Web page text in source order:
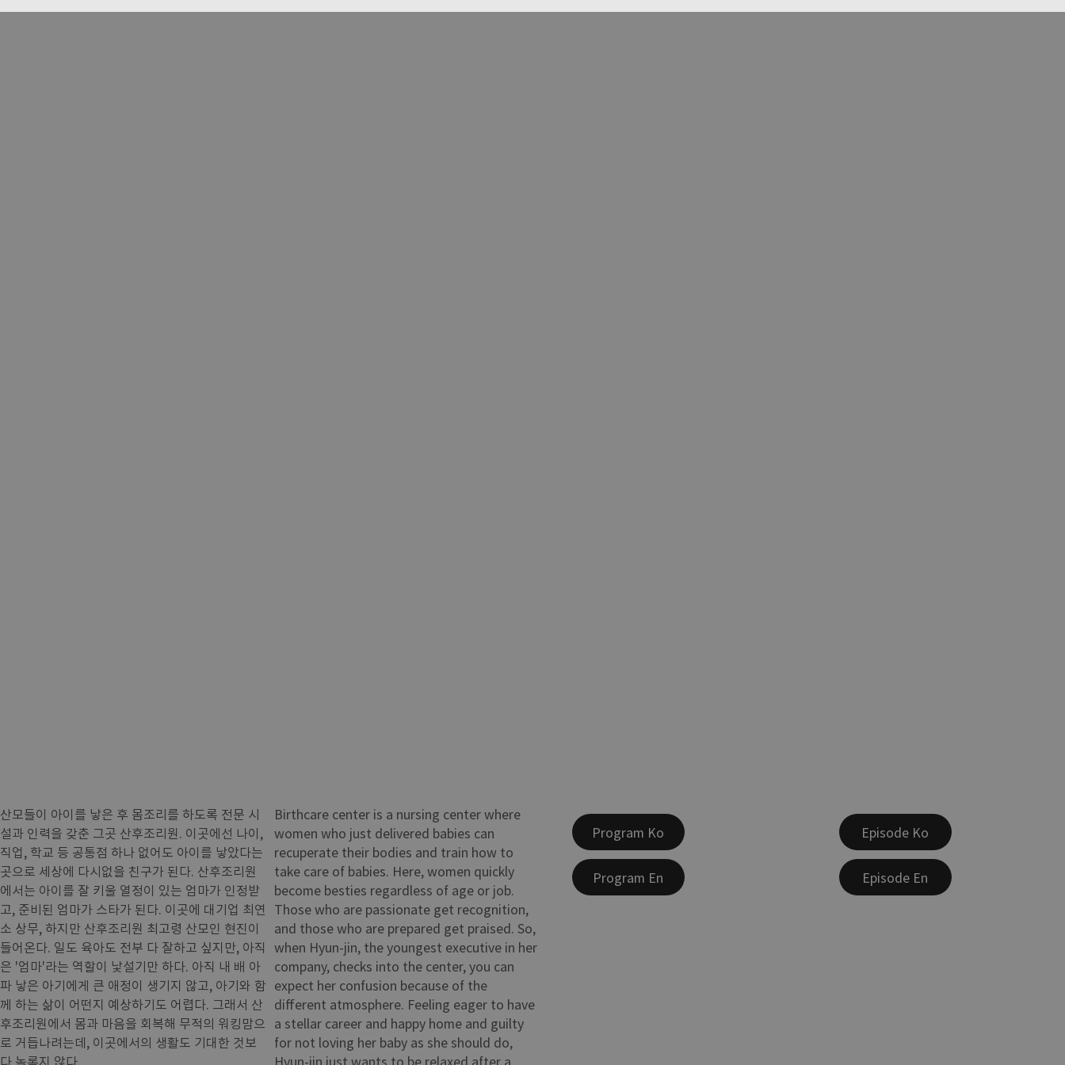
산모들이 아이를 낳은 후 몸조리를 하도록 전문 시
설과 인력을 갖춘 그곳 산후조리원. 이곳에선 나이,
직업, 학교 등 공통점 하나 없어도 아이를 낳았다는
곳으로 세상에 다시없을 친구가 된다. 산후조리원
에서는 아이를 잘 키울 열정이 있는 엄마가 인정받
고, 준비된 엄마가 스타가 된다. 이곳에 대기업 최연
소 상무, 하지만 산후조리원 최고령 산모인 현진이
들어온다. 일도 육아도 전부 다 잘하고 싶지만, 아직
은 '엄마'라는 역할이 낯설기만 하다. 아직 내 배 아
파 낳은 아기에게 큰 애정이 생기지 않고, 아기와 함
께 하는 삶이 어떤지 예상하기도 어렵다. 그래서 산
후조리원에서 몸과 마음을 회복해 무적의 워킹맘으
로 거듭나려는데, 이곳에서의 생활도 기대한 것보
다 녹록지 않다.
Birthcare center is a nursing center where
women who just delivered babies can
recuperate their bodies and train how to
take care of babies. Here, women quickly
become besties regardless of age or job.
Those who are passionate get recognition,
and those who are prepared get praised. So,
when Hyun-jin, the youngest executive in her
company, checks into the center, you can
expect her confusion because of the
different atmosphere. Feeling eager to have
a stellar career and happy home and guilty
for not loving her baby as she should do,
Hyun-jin just wants to be relaxed after a
Program Ko
Program En
Episode Ko
Episode En